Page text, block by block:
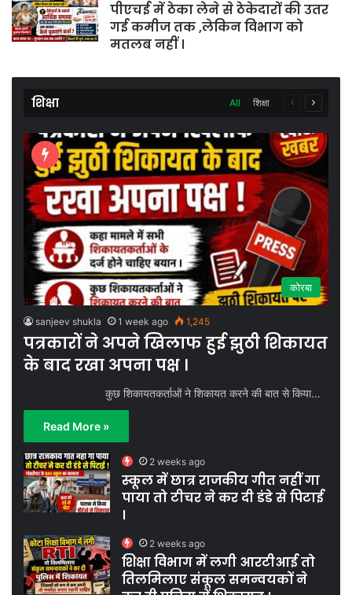
पीएचई में ठेका लेने से ठेकेदारों की उतर
गई कमीज तक ,लेकिन विभाग को
मतलब नहीं ।
शिक्षा All शिक्षा
Previous
Next
कोरबा
sanjeev shukla 1 week ago 1,245
पत्रकारों ने अपने खिलाफ हुई झुठी शिकायत
के बाद रखा अपना पक्ष ।
कुछ शिकायतकर्ताओं ने शिकायत करने की बात से किया…
Read More »
2 weeks ago
स्कूल में छात्र राजकीय गीत नहीं गा
पाया तो टीचर ने कर दी डंडे से पिटाई
।
2 weeks ago
शिक्षा विभाग में लगी आरटीआई तो
तिलमिलाए संकूल समन्वयकों ने